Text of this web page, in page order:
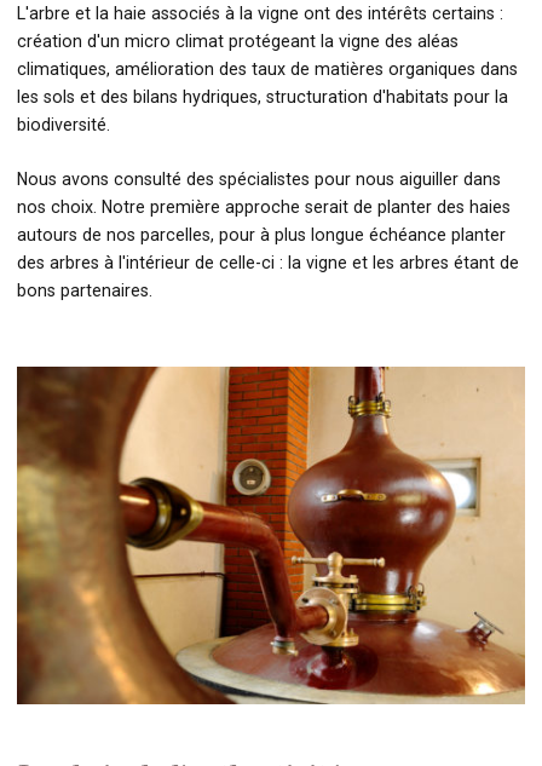
L'arbre et la haie associés à la vigne ont des intérêts certains :
création d'un micro climat protégeant la vigne des aléas
climatiques, amélioration des taux de matières organiques dans
les sols et des bilans hydriques, structuration d'habitats pour la
biodiversité.
Nous avons consulté des spécialistes pour nous aiguiller dans
nos choix. Notre première approche serait de planter des haies
autours de nos parcelles, pour à plus longue échéance planter
des arbres à l'intérieur de celle-ci : la vigne et les arbres étant de
bons partenaires.